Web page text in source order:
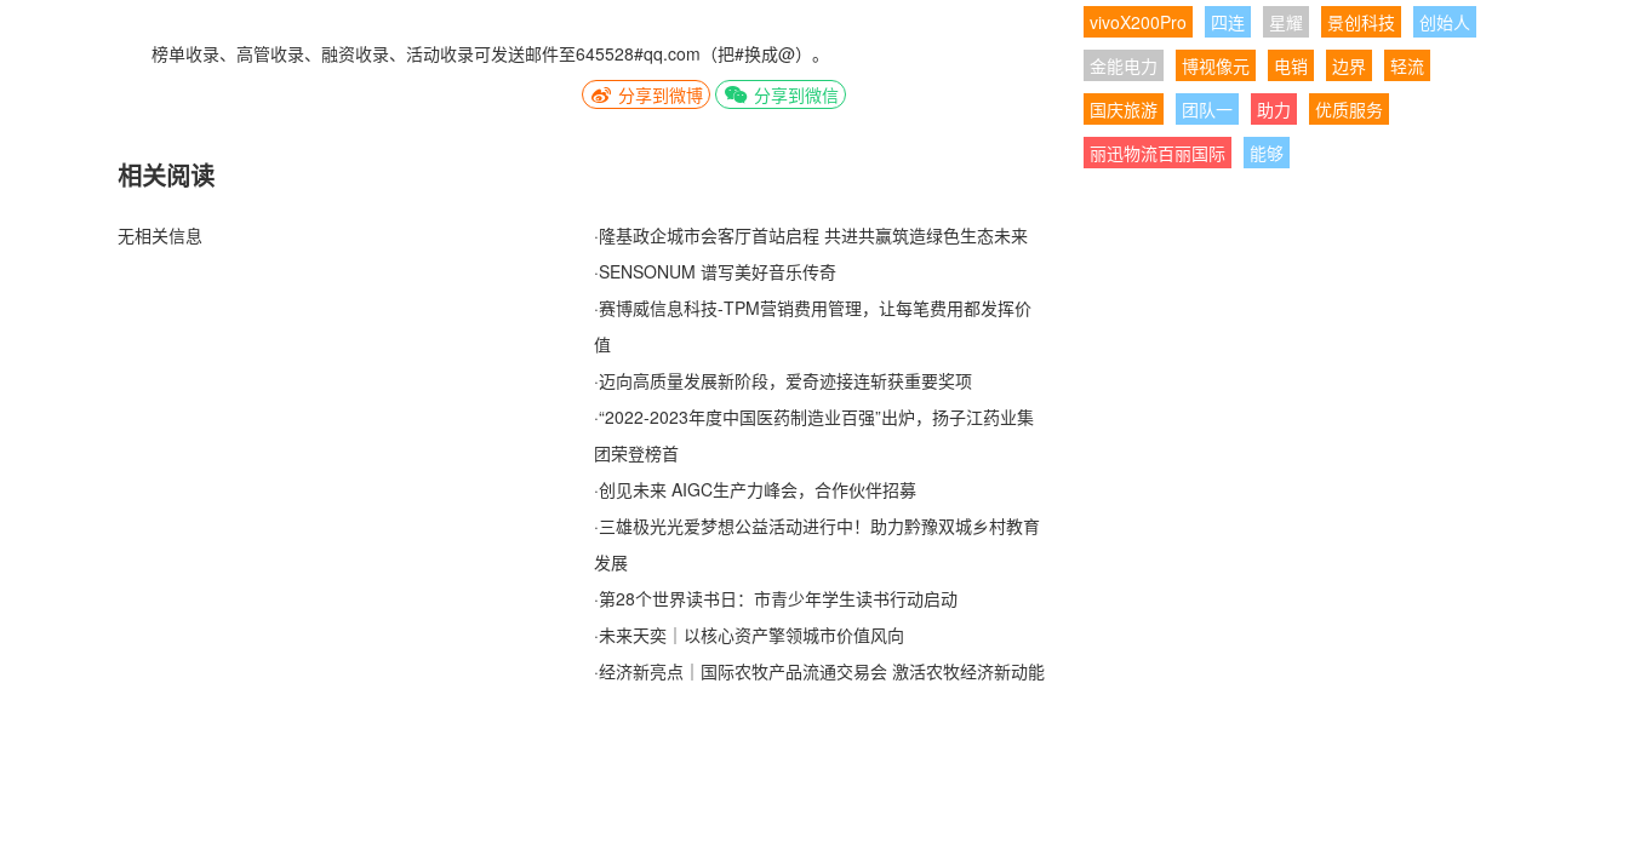
榜单收录、高管收录、融资收录、活动收录可发送邮件至645528#qq.com（把#换成@）。
分享到微博
分享到微信
相关阅读
无相关信息 ·隆基政企城市会客厅首站启程 共进共赢筑造绿色生态未来
·SENSONUM 谱写美好音乐传奇
·赛博威信息科技-TPM营销费用管理，让每笔费用都发挥价
值
·迈向高质量发展新阶段，爱奇迹接连斩获重要奖项
·“2022-2023年度中国医药制造业百强”出炉，扬子江药业集
团荣登榜首
·创见未来 AIGC生产力峰会，合作伙伴招募
·三雄极光光爱梦想公益活动进行中！助力黔豫双城乡村教育
发展
·第28个世界读书日：市青少年学生读书行动启动
·未来天奕｜以核心资产擎领城市价值风向
·经济新亮点｜国际农牧产品流通交易会 激活农牧经济新动能
04:28:06 | AI都免费了，你的录音笔还在收“转
写保护费”？或许有更聪明的方案
04:28:08 |
携手民进同心筑书香,学大教育以公
益践行企业担当
vivoX200Pro
四连 星耀 景创科技
创始人
金能电力
博视像元 电销 边界
轻流
国庆旅游
团队一 助力
优质服务
丽迅物流百丽国际
能够